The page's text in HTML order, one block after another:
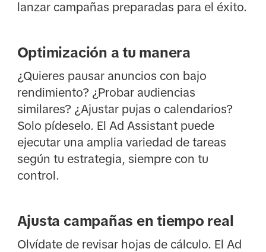
lanzar campañas preparadas para el éxito.
Optimización a tu manera
¿Quieres pausar anuncios con bajo
rendimiento? ¿Probar audiencias
similares? ¿Ajustar pujas o calendarios?
Solo pídeselo. El Ad Assistant puede
ejecutar una amplia variedad de tareas
según tu estrategia, siempre con tu
control.
Ajusta campañas en tiempo real
Olvídate de revisar hojas de cálculo. El Ad